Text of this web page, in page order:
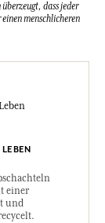
dass jeder
menschlicheren
einer
und